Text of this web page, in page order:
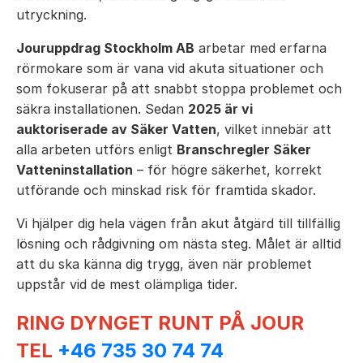
utryckning.
Jouruppdrag Stockholm AB arbetar med erfarna
rörmokare som är vana vid akuta situationer och
som fokuserar på att snabbt stoppa problemet och
säkra installationen. Sedan 2025 är vi
auktoriserade av Säker Vatten, vilket innebär att
alla arbeten utförs enligt Branschregler Säker
Vatteninstallation – för högre säkerhet, korrekt
utförande och minskad risk för framtida skador.
Vi hjälper dig hela vägen från akut åtgärd till tillfällig
lösning och rådgivning om nästa steg. Målet är alltid
att du ska känna dig trygg, även när problemet
uppstår vid de mest olämpliga tider.
RING DYNGET RUNT PÅ JOUR
TEL +46 735 30 74 74